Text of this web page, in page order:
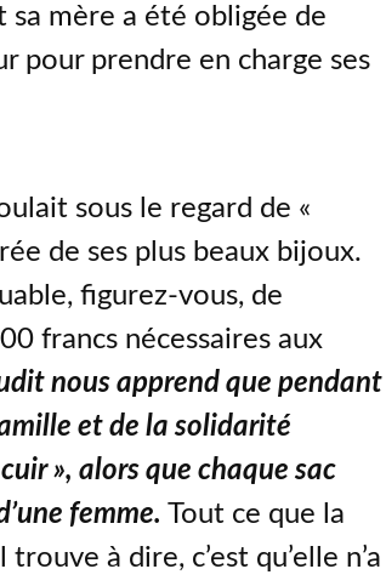
sa mère a été obligée de
pour prendre en charge ses
sous le regard de «
de ses plus beaux bijoux.
figurez-vous, de
francs nécessaires aux
nous apprend que pendant
et de la solidarité
», alors que chaque sac
femme. Tout ce que la
à dire, c’est qu’elle n’a